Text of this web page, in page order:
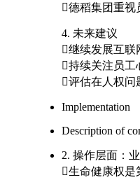
德稻集团重视
4. 未来建议
继续发展互联
持续关注员工
评估在人权问
Implementation
Description of
2. 操作层面：
生命健康权是